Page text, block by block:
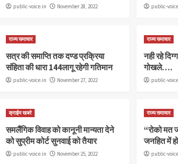
public-voice.in November 28, 2022 public-
राज्य समाचार
सत्र की समाप्ति तक दण्ड प्रक्रिया
संहिता की धारा 144लागू रहेगी गतिमान
public-voice.in November 27, 2022
राज्य समाचार
नही रहे
गोखले….
public-
क्राईम खबरे
समलैंगिक विवाह को कानूनी मान्यता देने
को सुप्रीम कोर्ट सुनवाई को तैयार
public-voice.in November 25, 2022
राज्य समाचार
“रोको मत
जनहित में
public-